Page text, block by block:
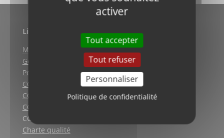
activer
Tout accepter
Tout refuser
Personnaliser
Politique de confidentialité
Liens utiles
Mentions légales
Gestion des cookies
Politique de confidentialité
CGV (Weyersheim)
CGV (Strasbourg)
CGV (Lyon)
CGV vente en ligne
Charte qualité